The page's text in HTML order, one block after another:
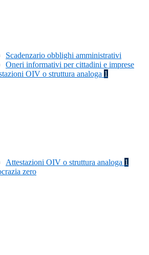
Scadenzario obblighi amministrativi
Oneri informativi per cittadini e imprese
OIV o struttura analoga 1
Attestazioni OIV o struttura analoga 1
zero